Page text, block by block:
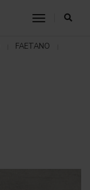
toggle
FAETANO